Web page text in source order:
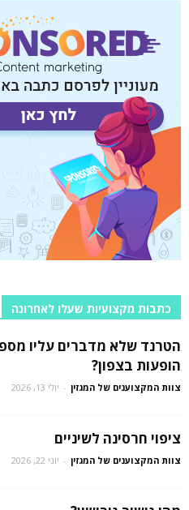
כתבות מקצועיות שעלו לאחרונה
הטרנד שלא מדברים עליו
הופעות בצפון?
צוות המקצוענים של המגזין - יולי 13, 2026
ציפוי חרסינה לשיניים
צוות המקצוענים של המגזין - יוני 22, 2026